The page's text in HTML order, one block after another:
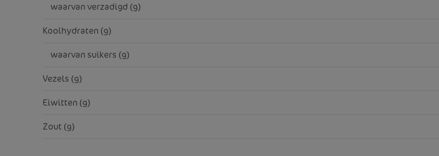
    waarvan verzadigd (g)
Koolhydraten (g)
    waarvan suikers (g)
Vezels (g)
Eiwitten (g)
Zout (g)